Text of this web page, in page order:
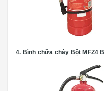
4. Bình chữa cháy Bột MFZ4